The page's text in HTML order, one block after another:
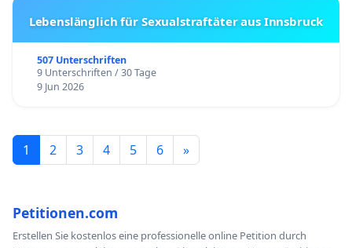
Lebenslänglich für Sexualstraftäter aus Innsbruck
507 Unterschriften
9 Unterschriften / 30 Tage
9 Jun 2026
1 2 3 4 5 6 »
Petitionen.com
Erstellen Sie kostenlos eine professionelle online Petition durch